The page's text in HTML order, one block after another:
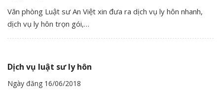
Văn phòng Luật sư An Việt xin đưa ra dịch vụ ly hôn nhanh,
dịch vụ ly hôn trọn gói,…
Dịch vụ luật sư ly hôn
Ngày đăng 16/06/2018